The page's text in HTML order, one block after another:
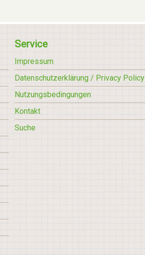
Service
Impressum
Datenschutzerklärung / Privacy Policy
Nutzungsbedingungen
Kontakt
Suche